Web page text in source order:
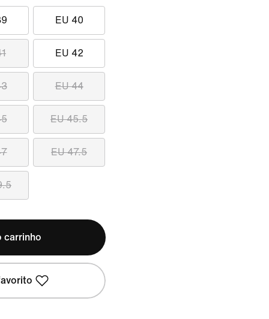
EU 40
EU 42
EU 44
EU 45.5
EU 47.5
carrinho